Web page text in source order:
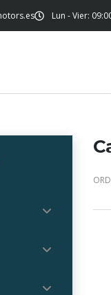
Lun - Vier: